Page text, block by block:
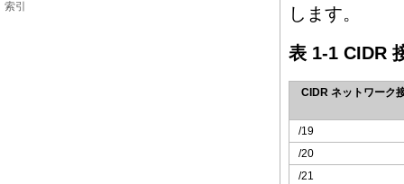
索引
します。
表 1-1 CIDR
CIDR ネットワーク
/19
/20
/21